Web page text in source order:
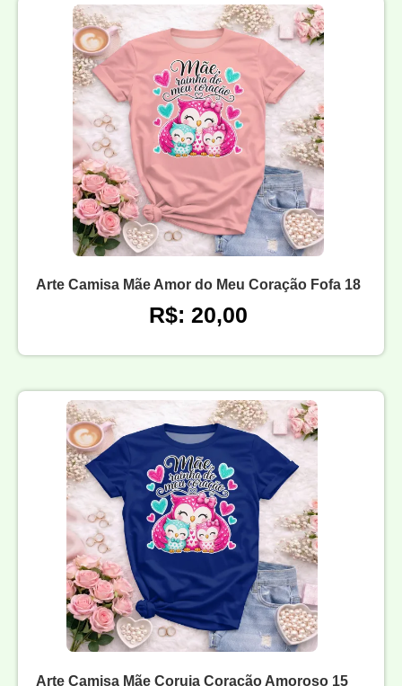
Arte Camisa Mãe Amor do Meu Coração Fofa 18
R$: 20,00
Arte Camisa Mãe Coruja Coração Amoroso 15